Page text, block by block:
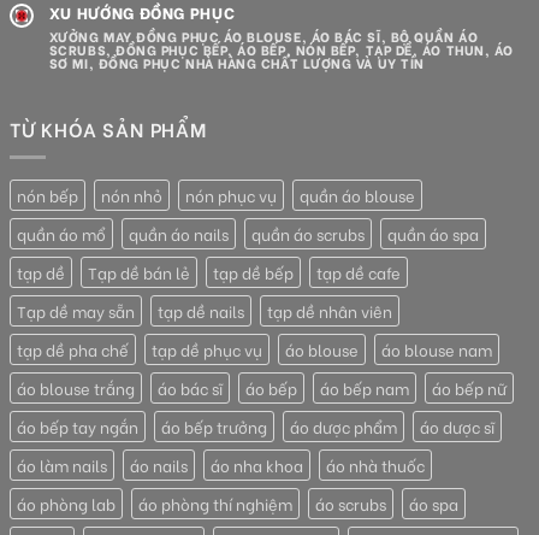
XU HƯỚNG ĐỒNG PHỤC
XƯỞNG MAY ĐỒNG PHỤC ÁO BLOUSE, ÁO BÁC SĨ, BỘ QUẦN ÁO
SCRUBS, ĐỒNG PHỤC BẾP, ÁO BẾP, NÓN BẾP, TẠP DỀ, ÁO THUN, ÁO
SƠ MI, ĐỒNG PHỤC NHÀ HÀNG CHẤT LƯỢNG VÀ UY TÍN
TỪ KHÓA SẢN PHẨM
nón bếp nón nhỏ nón phục vụ
quần áo blouse
quần áo mổ
quần áo nails quần áo scrubs
quần áo spa
tạp dề
Tạp dề bán lẻ tạp dề bếp
tạp dề cafe
Tạp dề may sẵn
tạp dề nails
tạp dề nhân viên
tạp dề pha chế
tạp dề phục vụ áo blouse
áo blouse nam
áo blouse trắng
áo bác sĩ áo bếp áo bếp nam
áo bếp nữ
áo bếp tay ngắn
áo bếp trưởng áo dược phẩm
áo dược sĩ
áo làm nails
áo nails áo nha khoa
áo nhà thuốc
áo phòng lab
áo phòng thí nghiệm áo scrubs
áo spa